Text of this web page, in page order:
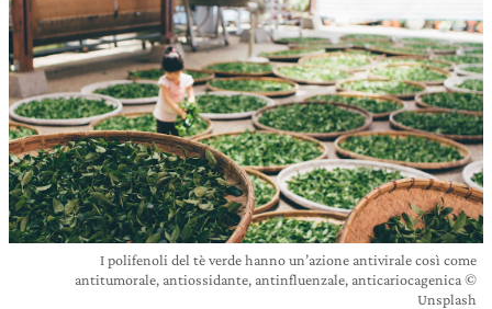
I polifenoli del tè verde hanno un’azione antivirale così come
antitumorale, antiossidante, antinfluenzale, anticariocagenica ©
Unsplash